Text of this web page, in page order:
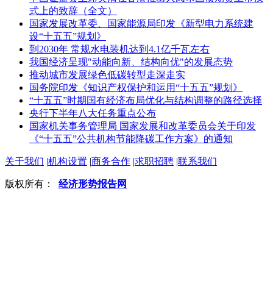
式上的致辞（全文）
国家发展改革委、国家能源局印发《新型电力系统建
设“十五五”规划》
到2030年 常规水电装机达到4.1亿千瓦左右
我国经济呈现"动能向新、结构向优"的发展态势
推动城市发展绿色低碳转型走深走实
国务院印发《知识产权保护和运用“十五五”规划》
“十五五”时期国有经济布局优化与结构调整的路径选择
央行下半年八大任务重点公布
国家机关事务管理局 国家发展和改革委员会关于印发
《“十五五”公共机构节能降碳工作方案》的通知
关于我们 |机构设置 |商务合作 |求职招聘 |联系我们
版权所有： 经济形势报告网